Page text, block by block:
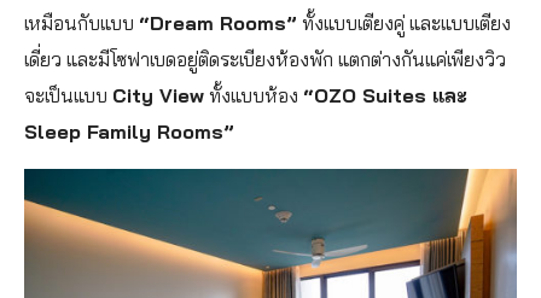
เหมือนกับแบบ “Dream Rooms” ทั้งแบบเตียงคู่ และแบบเตียง
เดี่ยว และมีโซฟาเบดอยู่ติดระเบียงห้องพัก แตกต่างกันแค่เพียงวิว
จะเป็นแบบ City View ทั้งแบบห้อง “OZO Suites และ
Sleep Family Rooms”